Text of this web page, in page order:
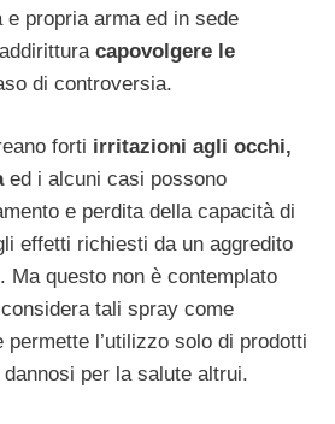
propria arma ed in sede
capovolgere le
di controversia.
forti irritazioni agli occhi,
ed i alcuni casi possono
e perdita della capacità di
effetti richiesti da un aggredito
Ma questo non è contemplato
tali spray come
l’utilizzo solo di prodotti
dannosi per la salute altrui.